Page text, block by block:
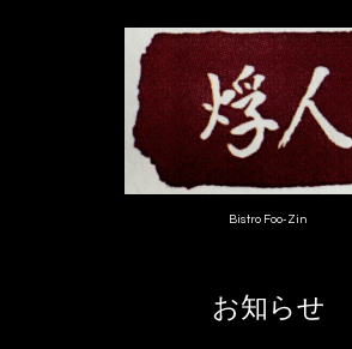
Bistro Foo-Zin
お知らせ